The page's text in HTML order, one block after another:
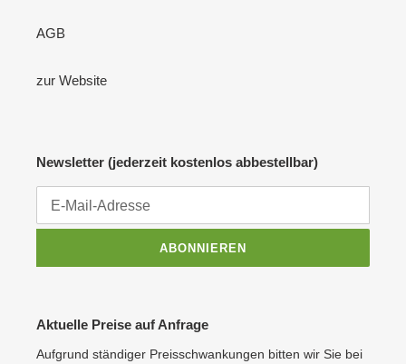
AGB
zur Website
Newsletter (jederzeit kostenlos abbestellbar)
ABONNIEREN
Aktuelle Preise auf Anfrage
Aufgrund ständiger Preisschwankungen bitten wir Sie bei